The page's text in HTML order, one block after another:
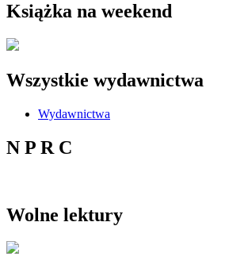
Książka na weekend
Wszystkie wydawnictwa
Wydawnictwa
N P R C
Wolne lektury